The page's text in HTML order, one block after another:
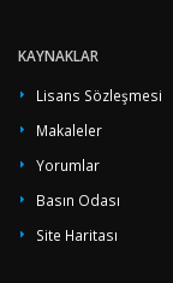
KAYNAKLAR
Lisans Sözleşmesi
Makaleler
Yorumlar
Basın Odası
Site Haritası